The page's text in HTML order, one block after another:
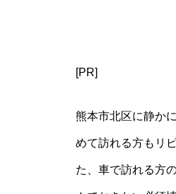
[PR]
熊本市北区に静か
めて訪れる方もリ
た、車で訪れる方